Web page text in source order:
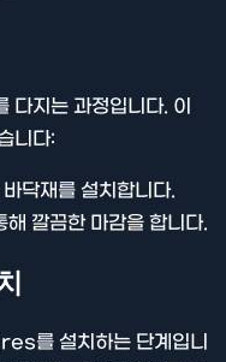
다지는 과정입니다. 이
니다:
닥재를 설치합니다.
해 깔끔한 마감을 합니다.
를 설치하는 단계입니